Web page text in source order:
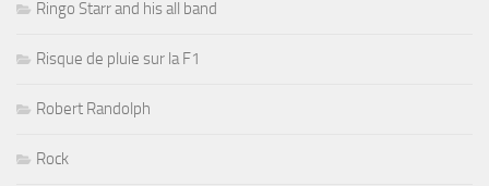
Ringo Starr and his all band
Risque de pluie sur la F1
Robert Randolph
Rock